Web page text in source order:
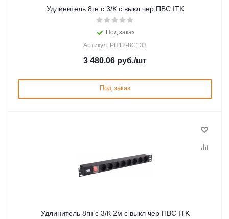
Удлинитель 8гн с 3/К с выкл чер ПВС ITK
Под заказ
Артикул: PH12-8C133
3 480.06 руб./шт
Под заказ
Удлинитель 8гн с 3/К 2м с выкл чер ПВС ITK